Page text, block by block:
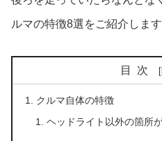
ルマの特徴8選をご紹介します
目次
クルマ自体の特徴
ヘッドライト以外の箇所